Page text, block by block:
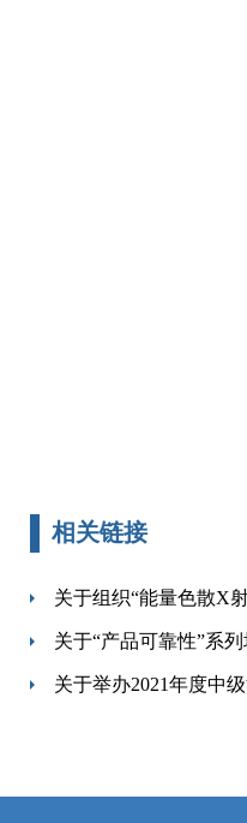
相关链接
关于组织“能量色散X
关于“产品可靠性”系
关于举办2021年度中